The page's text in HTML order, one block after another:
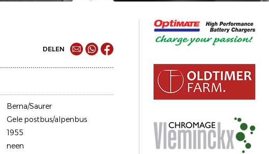
DELEN
Berna/Saurer
Gele postbus/alpenbus
1955
neen